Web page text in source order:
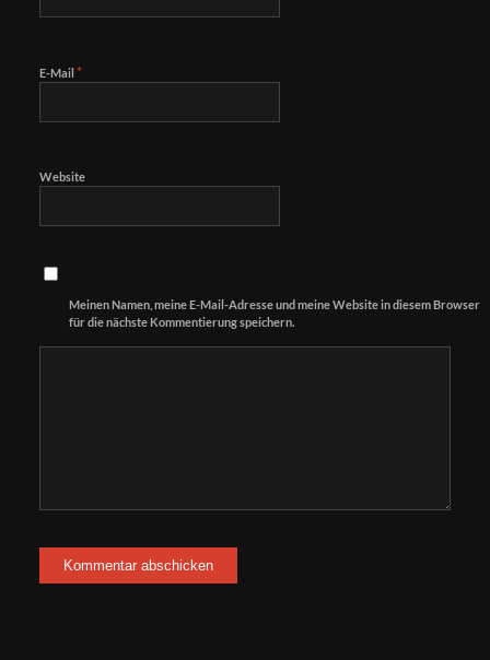
E-Mail *
Website
Meinen Namen, meine E-Mail-Adresse und meine Website in diesem Browser
für die nächste Kommentierung speichern.